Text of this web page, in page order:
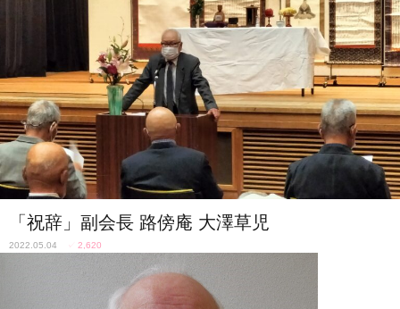
「祝辞」副会長 路傍庵 大澤草児
2022.05.04 ✓ 2,620